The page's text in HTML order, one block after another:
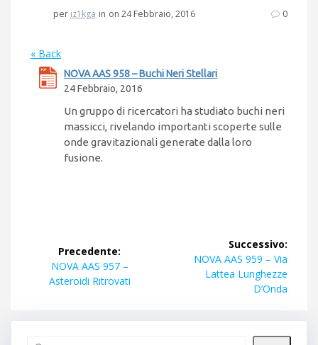
per iz1kga in on 24 Febbraio, 2016 0
« Back
NOVA AAS 958 – Buchi Neri Stellari
24 Febbraio, 2016
Un gruppo di ricercatori ha studiato buchi neri
massicci, rivelando importanti scoperte sulle
onde gravitazionali generate dalla loro
fusione.
articoliPrecedente:
Articolo
precedente:
NOVA AAS 957 –
Asteroidi Ritrovati
Successivo:
Articolo
successivo:
NOVA AAS 959 – Via
Lattea Lunghezze
D’Onda